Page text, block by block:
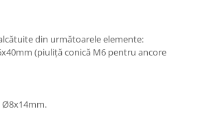
din următoarele elemente:
(piuliță conică M6 pentru ancore
Ø8x14mm.